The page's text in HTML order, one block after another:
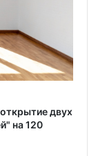
двух
на 120